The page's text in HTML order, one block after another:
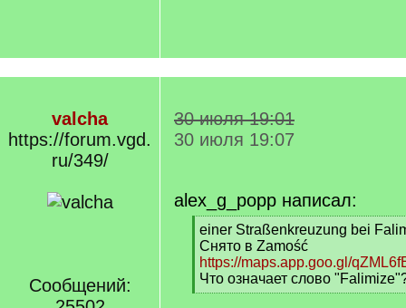
valcha
https://forum.vgd.
ru/349/
Сообщений:
30 июля 19:01
30 июля 19:07
alex_g_popp написал:
[
q
]
einer Straßenkreuzung bei
Снято в Zamość
https://maps.app.goo.gl/
Что означает слово
[